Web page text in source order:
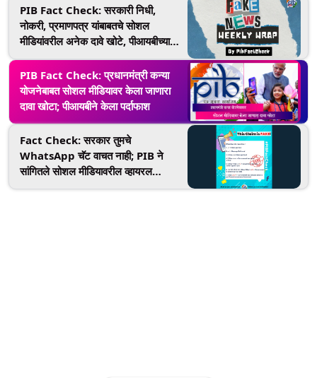
PIB Fact Check: सरकारी निधी,
नोकरी, प्रमाणपत्र यांबाबतचे सोशल
मीडियांवरील अनेक दावे खोटे, पीआयबीच्या
तथ्य पडताळणीत वस्तुस्थिती समोर
PIB Fact Check: प्रधानमंत्री कन्या
योजनेबाबत सोशल मीडियावर केला जाणारा
दावा खोटा; पीआयबीने केला पर्दाफाश
Fact Check: सरकार तुमचे
WhatsApp चॅट वाचत नाही; PIB ने
सांगितले सोशल मीडियावरील व्हायरल